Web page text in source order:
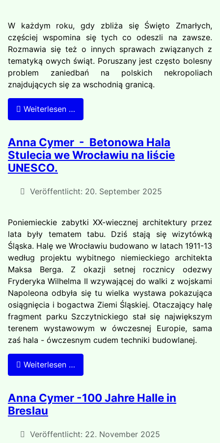
W każdym roku, gdy zbliża się Święto Zmarłych,
częściej wspomina się tych co odeszli na zawsze.
Rozmawia się też o innych sprawach związanych z
tematyką owych świąt. Poruszany jest często bolesny
problem zaniedbań na polskich nekropoliach
znajdujących się za wschodnią granicą.
Weiterlesen …
Anna Cymer - Betonowa Hala
Stulecia we Wrocławiu na liście
UNESCO.
Veröffentlicht: 20. September 2025
Poniemieckie zabytki XX-wiecznej architektury przez
lata były tematem tabu. Dziś stają się wizytówką
Śląska. Halę we Wrocławiu budowano w latach 1911-13
według projektu wybitnego niemieckiego architekta
Maksa Berga. Z okazji setnej rocznicy odezwy
Fryderyka Wilhelma II wzywającej do walki z wojskami
Napoleona odbyła się tu wielka wystawa pokazująca
osiągnięcia i bogactwa Ziemi Śląskiej. Otaczający halę
fragment parku Szczytnickiego stał się największym
terenem wystawowym w ówczesnej Europie, sama
zaś hala - ówczesnym cudem techniki budowlanej.
Weiterlesen …
Anna Cymer -100 Jahre Halle in
Breslau
Veröffentlicht: 22. November 2025